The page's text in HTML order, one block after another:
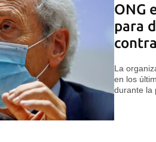
ONG
para
La
en los
durante la